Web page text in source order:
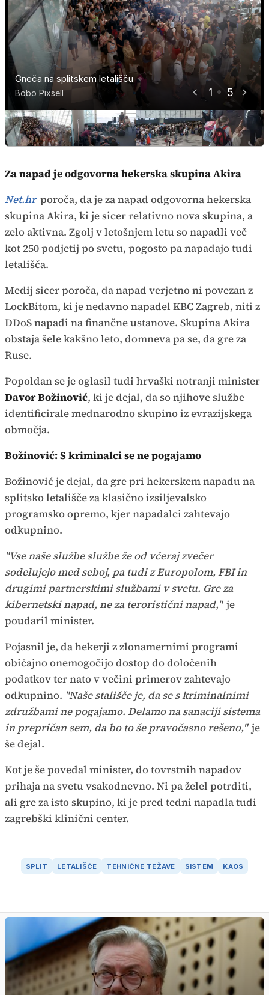
1 5
Gneča na splitskem letališču
Bobo Pixsell
Gneča na splitskem letališču
Bobo Pixsell
Gneča na splitskem letališču
Bobo Pixsell
Gneča na splitskem letališču
Bobo Pixsell
Gneča na splitskem letališču
Bobo Pixsell
Za napad je odgovorna hekerska skupina Akira
Net.hr poroča, da je za napad odgovorna hekerska
skupina Akira, ki je sicer relativno nova skupina, a
zelo aktivna. Zgolj v letošnjem letu so napadli več
kot 250 podjetij po svetu, pogosto pa napadajo tudi
letališča.
Medij sicer poroča, da napad verjetno ni povezan z
LockBitom, ki je nedavno napadel KBC Zagreb, niti z
DDoS napadi na finančne ustanove. Skupina Akira
obstaja šele kakšno leto, domneva pa se, da gre za
Ruse.
Popoldan se je oglasil tudi hrvaški notranji minister
Davor Božinović, ki je dejal, da so njihove službe
identificirale mednarodno skupino iz evrazijskega
območja.
Božinović: S kriminalci se ne pogajamo
Božinović je dejal, da gre pri hekerskem napadu na
splitsko letališče za klasično izsiljevalsko
programsko opremo, kjer napadalci zahtevajo
odkupnino.
"Vse naše službe službe že od včeraj zvečer
sodelujejo med seboj, pa tudi z Europolom, FBI in
drugimi partnerskimi službami v svetu. Gre za
kibernetski napad, ne za teroristični napad," je
poudaril minister.
Pojasnil je, da hekerji z zlonamernimi programi
običajno onemogočijo dostop do določenih
podatkov ter nato v večini primerov zahtevajo
odkupnino. "Naše stališče je, da se s kriminalnimi
združbami ne pogajamo. Delamo na sanaciji sistema
in prepričan sem, da bo to še pravočasno rešeno," je
še dejal.
Kot je še povedal minister, do tovrstnih napadov
prihaja na svetu vsakodnevno. Ni pa želel potrditi,
ali gre za isto skupino, ki je pred tedni napadla tudi
zagrebški klinični center.
SPLIT LETALIŠČE TEHNIČNE TEŽAVE SISTEM KAOS